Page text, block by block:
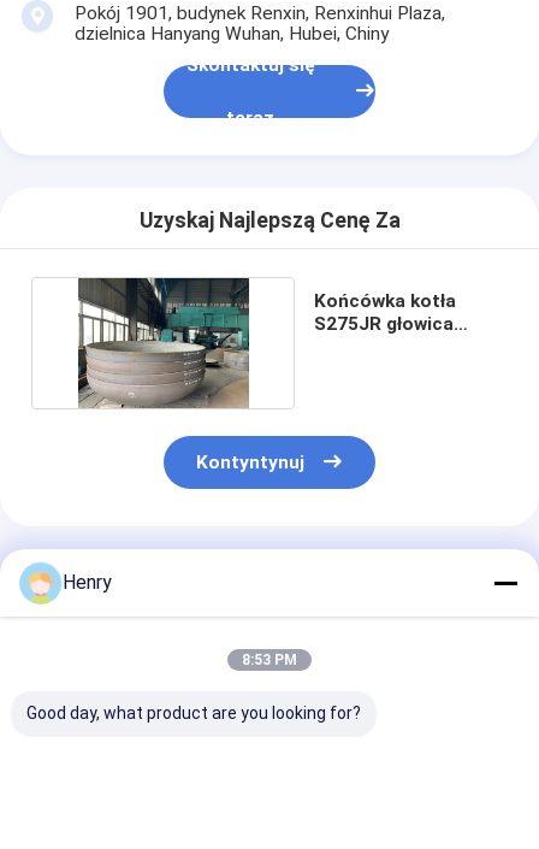
Pokój 1901, budynek Renxin, Renxinhui Plaza,
dzielnica Hanyang Wuhan, Hubei, Chiny
Skontaktuj się
teraz
Uzyskaj Najlepszą Cenę Za
Końcówka kotła
S275JR głowica
Kontyntynuj
Polecane Produkty
Henry
8:53 PM
Good day, what product are you looking for?